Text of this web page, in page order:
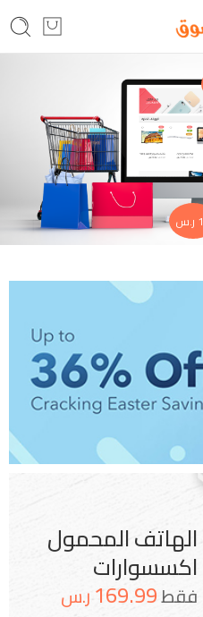
ر.س
الهاتف المحمول
اكسسوارات
فقط169.99ر.س